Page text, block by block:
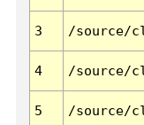
3 /source/
4 /source/
5 /source/